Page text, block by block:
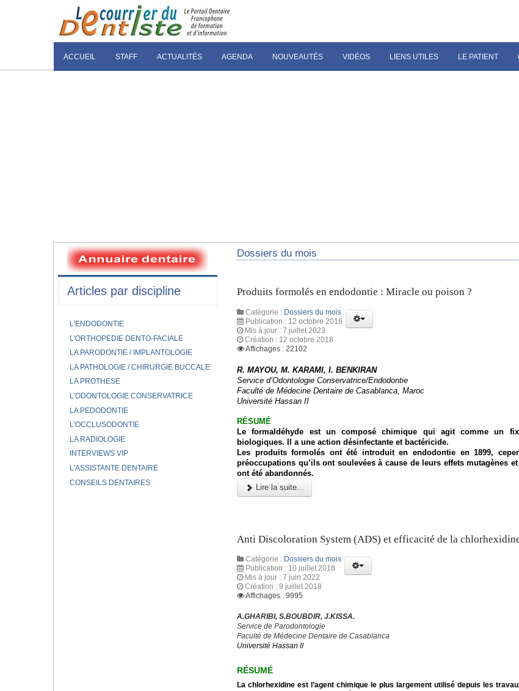
ACCUEIL STAFF ACTUALITÉS AGENDA NOUVEAUTÉS VIDÉOS LIENS UTILES LE PATIENT
Dossiers du mois
Produits formolés en endodontie : Miracle ou poison ?
Catégorie : Dossiers du mois
Publication : 12 octobre 2018
Mis à jour : 7 juillet 2023
Création : 12 octobre 2018
Affichages : 22102
R. MAYOU, M. KARAMI, I. BENKIRAN
Service d’Odontologie Conservatrice/Endodontie
Faculté de Médecine Dentaire de Casablanca, Maroc
Université Hassan II
RÉSUMÉ
Le formaldéhyde est un composé chimique qui agit comme un
biologiques. Il a une action désinfectante et bactéricide.
Les produits formolés ont été introduit en endodontie en 1899,
préoccupations qu’ils ont soulevées à cause de leurs effets mutagènes
ont été abandonnés.
Lire la suite...
Anti Discoloration System (ADS) et efficacité de la
Catégorie : Dossiers du mois
Publication : 10 juillet 2018
Mis à jour : 7 juin 2022
Création : 9 juillet 2018
Affichages : 9995
A.GHARIBI, S.BOUBDIR, J.KISSA.
Service de Parodontologie
Faculté de Médecine Dentaire de Casablanca
Université Hassan II
RÉSUMÉ
La chlorhexidine est l’agent chimique le plus largement utilisé depuis les
Articles par discipline
L'ENDODONTIE
L'ORTHOPEDIE DENTO-FACIALE
LA PARODONTIE / IMPLANTOLOGIE
LA PATHOLOGIE / CHIRURGIE BUCCALE
LA PROTHESE
L'ODONTOLOGIE CONSERVATRICE
LA PEDODONTIE
L'OCCLUSODONTIE
LA RADIOLOGIE
INTERVIEWS VIP
L'ASSISTANTE DENTAIRE
CONSEILS DENTAIRES